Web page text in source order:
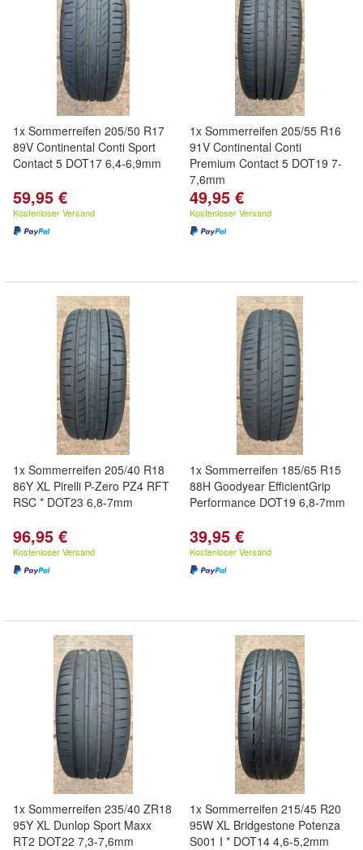
1x Sommerreifen 205/50 R17
89V Continental Conti Sport
Contact 5 DOT17 6,4-6,9mm
59,95 €
Kostenloser Versand
1x Sommerreifen 205/55 R16
91V Continental Conti
Premium Contact 5 DOT19 7-
7,6mm
49,95 €
Kostenloser Versand
1x Sommerreifen 205/40 R18
86Y XL Pirelli P-Zero PZ4 RFT
RSC * DOT23 6,8-7mm
96,95 €
Kostenloser Versand
1x Sommerreifen 185/65 R15
88H Goodyear EfficientGrip
Performance DOT19 6,8-7mm
39,95 €
Kostenloser Versand
1x Sommerreifen 235/40 ZR18
95Y XL Dunlop Sport Maxx
RT2 DOT22 7,3-7,6mm
1x Sommerreifen 215/45 R20
95W XL Bridgestone Potenza
S001 I * DOT14 4,6-5,2mm